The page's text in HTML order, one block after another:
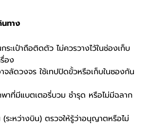
ทาง
ะเป๋าถือติดตัว ไม่ควรวางไว้ในช่องเก็บ
อง
จลัดวงจร ใช้เทปปิดขั้วหรือเก็บในซองกัน
ที่มีแบตเตอรี่บวม ชำรุด หรือไม่มีฉลาก
(ระหว่างบิน) ตรวจให้รู้ว่าอนุญาตหรือไม่